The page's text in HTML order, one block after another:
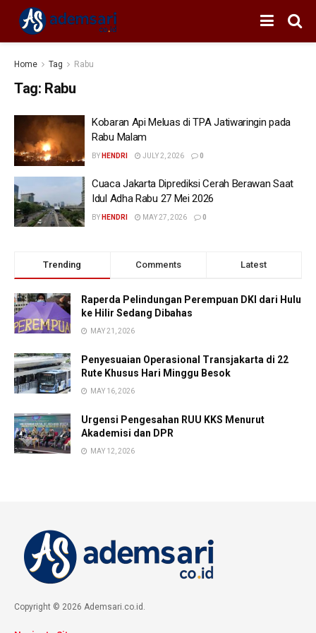
Home Tag Rabu
Tag: Rabu
Kobaran Api Meluas di TPA Jatiwaringin pada
Rabu Malam
BY HENDRI JULY 2, 2026 0
Cuaca Jakarta Diprediksi Cerah Berawan Saat
Idul Adha Rabu 27 Mei 2026
BY HENDRI MAY 27, 2026 0
Trending Comments Latest
Raperda Pelindungan Perempuan DKI dari Hulu
ke Hilir Sedang Dibahas
MAY 21, 2026
Penyesuaian Operasional Transjakarta di 22
Rute Khusus Hari Minggu Besok
MAY 16, 2026
Urgensi Pengesahan RUU KKS Menurut
Akademisi dan DPR
MAY 12, 2026
Copyright © 2026 Ademsari.co.id.